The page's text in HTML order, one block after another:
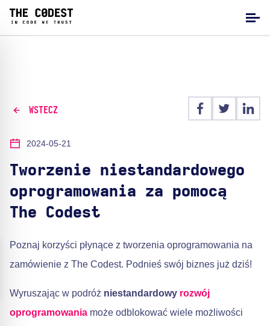
WSTECZ
2024-05-21
Tworzenie niestandardowego
oprogramowania za pomocą
The Codest
Poznaj korzyści płynące z tworzenia oprogramowania na
zamówienie z The Codest. Podnieś swój biznes już dziś!
Wyruszając w podróż niestandardowy rozwój
oprogramowania może odblokować wiele możliwości